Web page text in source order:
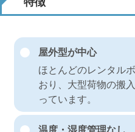
屋外型が中心
ほとんどのレンタル
おり、大型荷物の搬
っています。
温度・湿度管理なし